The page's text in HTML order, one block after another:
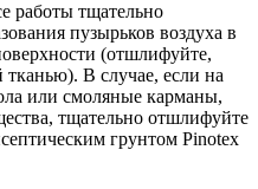
работы тщательно
пузырьков воздуха в
(отшлифуйте,
тканью). В случае, если на
или смоляные карманы,
тщательно отшлифуйте
грунтом Pinotex